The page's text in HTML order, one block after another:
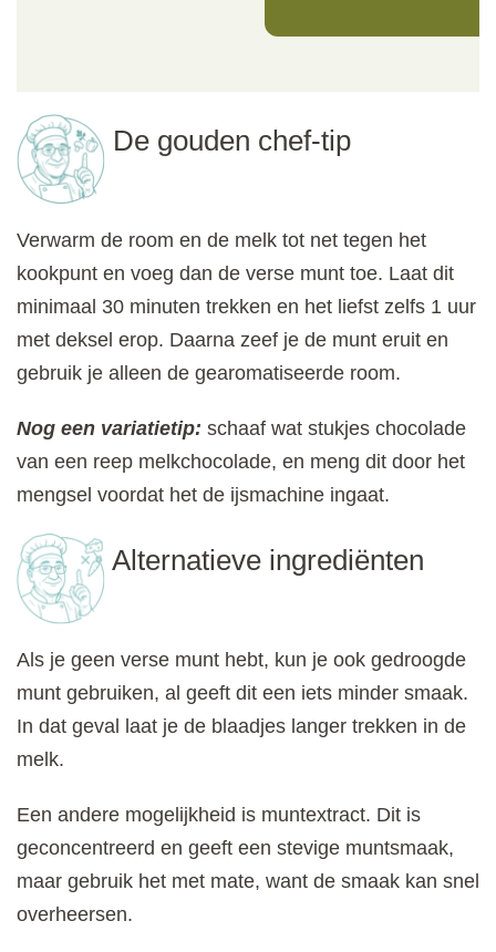
De gouden chef-tip
Verwarm de room en de melk tot net tegen het
kookpunt en voeg dan de verse munt toe. Laat dit
minimaal 30 minuten trekken en het liefst zelfs 1 uur
met deksel erop. Daarna zeef je de munt eruit en
gebruik je alleen de gearomatiseerde room.
Nog een variatietip: schaaf wat stukjes chocolade
van een reep melkchocolade, en meng dit door het
mengsel voordat het de ijsmachine ingaat.
Alternatieve ingrediënten
Als je geen verse munt hebt, kun je ook gedroogde
munt gebruiken, al geeft dit een iets minder smaak.
In dat geval laat je de blaadjes langer trekken in de
melk.
Een andere mogelijkheid is muntextract. Dit is
geconcentreerd en geeft een stevige muntsmaak,
maar gebruik het met mate, want de smaak kan snel
overheersen.